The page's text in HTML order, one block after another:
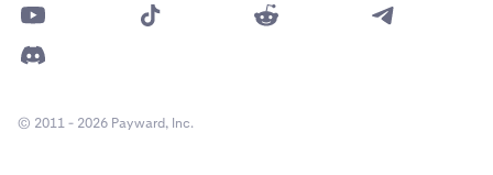
© 2011 - 2026 Payward, Inc.